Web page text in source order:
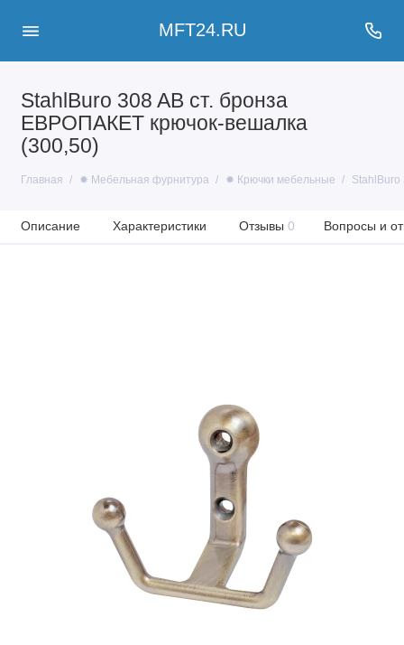
MFT24.RU
StahlBuro 308 AB ст. бронза
ЕВРОПАКЕТ крючок-вешалка
(300,50)
Главная ✹ Мебельная фурнитура ✹ Крючки мебельные
Описание Характеристики Отзывы 0 Вопросы и